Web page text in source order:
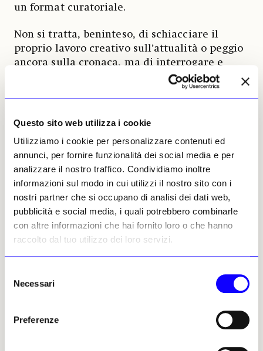
Questo sito web utilizza i cookie
Utilizziamo i cookie per personalizzare contenuti ed
annunci, per fornire funzionalità dei social media e per
analizzare il nostro traffico. Condividiamo inoltre
informazioni sul modo in cui utilizzi il nostro sito con i
nostri partner che si occupano di analisi dei dati web,
pubblicità e social media, i quali potrebbero combinarle
con altre informazioni che hai fornito loro o che hanno
raccolto dal tuo utilizzo dei loro servizi.
delNecessari
Preferenze
un format curatoriale.
Non si tratta, beninteso, di schiacciare il
proprio lavoro creativo sull’attualità o peggio
ancora sulla cronaca, ma di interrogare e
interpretare ciò che accade nella nostra
contemporaneità perturbata. In un mondo
immaginare un’arte che non si confronti con
individuale. Anche perché la produzione e la
gestione delle narrazioni non è più una
prerogativa esclusiva del giornalismo e delle
élitespolitiche.
In questo senso, la questione non riguarda
solo gli artisti, ma il contesto in cui operano.
L’Italia ha progressivamente perso centralità
in diversi ambiti strategici e culturali, e
produzione artistica, che tende più
orizzonti ravvicinati. Non è tanto un problema
di qualità, quanto di posizione e di ambizione